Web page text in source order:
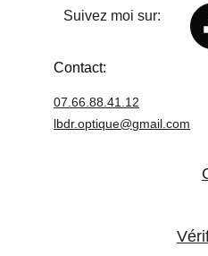
Contact:
lbdr.optique@gmail.com
Suivez moi sur:
07.66.88.41.12